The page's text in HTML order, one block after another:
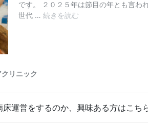
床運営をするのか、興味ある方はこち